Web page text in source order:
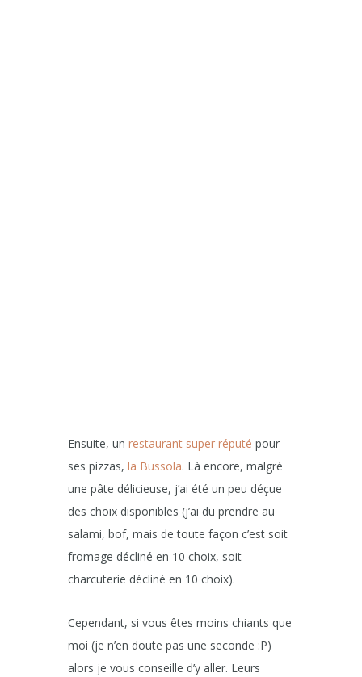
Ensuite, un restaurant super réputé pour
ses pizzas, la Bussola. Là encore, malgré
une pâte délicieuse, j’ai été un peu déçue
des choix disponibles (j’ai du prendre au
salami, bof, mais de toute façon c’est soit
fromage décliné en 10 choix, soit
charcuterie décliné en 10 choix).
Cependant, si vous êtes moins chiants que
moi (je n’en doute pas une seconde :P)
alors je vous conseille d’y aller. Leurs